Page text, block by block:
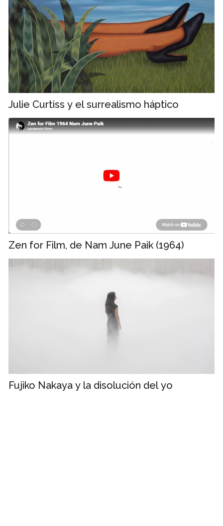
Julie Curtiss y el surrealismo háptico
Zen for Film, de Nam June Paik (1964)
Fujiko Nakaya y la disolución del yo